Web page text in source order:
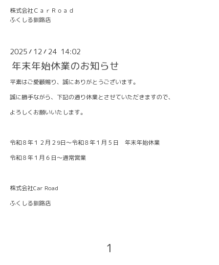
株式会社ＣａｒＲｏａｄ
ふくしる釧路店
2025 / 12 / 24 14:02
年末年始休業のお知らせ
平素はご愛顧賜り、誠にありがとうございます。
誠に勝手ながら、下記の通り休業とさせていただきますので、
よろしくお願いいたします。
令和８年１２月２9日～令和８年１月５日 年末年始休業
令和８年１月６日～通常営業
株式会社Car Road
ふくしる釧路店
1